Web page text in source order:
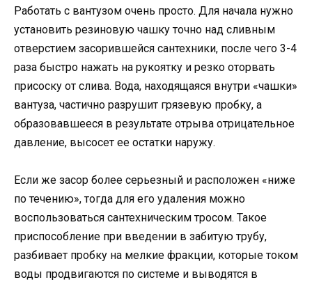
Работать с вантузом очень просто. Для начала нужно
установить резиновую чашку точно над сливным
отверстием засорившейся сантехники, после чего 3-4
раза быстро нажать на рукоятку и резко оторвать
присоску от слива. Вода, находящаяся внутри «чашки»
вантуза, частично разрушит грязевую пробку, а
образовавшееся в результате отрыва отрицательное
давление, высосет ее остатки наружу.
Если же засор более серьезный и расположен «ниже
по течению», тогда для его удаления можно
воспользоваться сантехническим тросом. Такое
приспособление при введении в забитую трубу,
разбивает пробку на мелкие фракции, которые током
воды продвигаются по системе и выводятся в